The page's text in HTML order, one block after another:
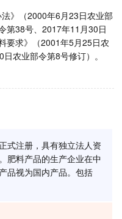
》（2000年6月23日农业部
第38号、2017年11月30日
要求》（2001年5月25日农
农业部令第8号修订）。
式注册，具有独立法人资
肥料产品的生产企业在中
品视为国内产品。包括